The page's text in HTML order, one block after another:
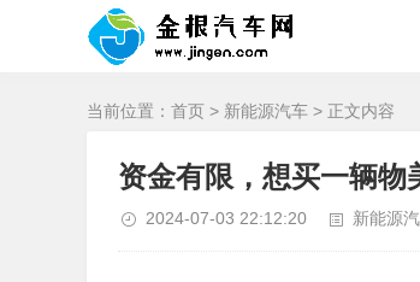
当前位置： 首页 > 新能源汽车 > 正文内容
资金有限，想买一辆物
2024-07-03 22:12:20 新能源